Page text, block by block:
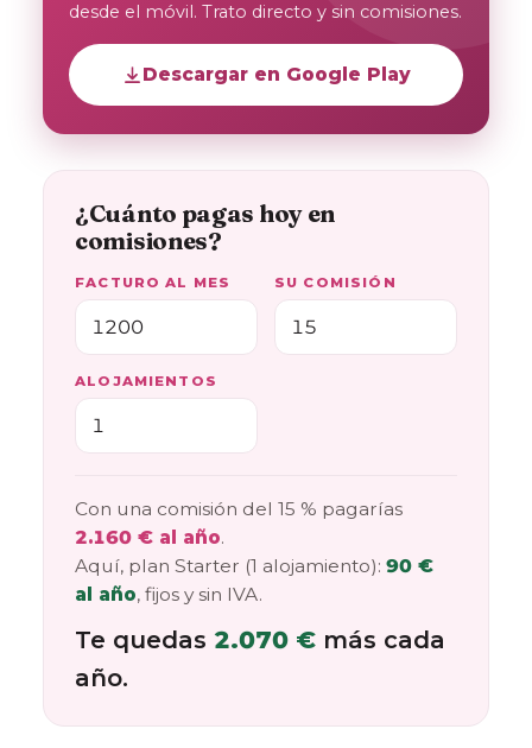
desde el móvil. Trato directo y sin comisiones.
Descargar en Google Play
¿Cuánto pagas hoy en
comisiones?
FACTURO AL MES SU COMISIÓN
ALOJAMIENTOS
Con una comisión del 15 % pagarías
2.160 € al año.
Aquí, plan Starter (1 alojamiento):90 €
al año, fijos y sin IVA.
Te quedas 2.070 € más cada
año.